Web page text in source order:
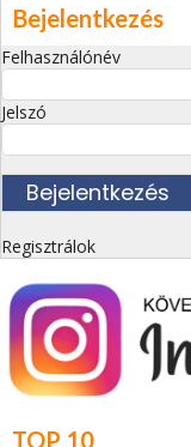
Bejelentkezés
Felhasználónév
Jelszó
Regisztrálok
TOP 10